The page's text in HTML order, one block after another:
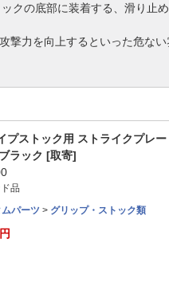
クの底部に装着する、滑り止
撃力を向上するといった危ない
プストック用 ストライクプレー
ラック [取寄]
品
パーツ > グリップ・ストック類